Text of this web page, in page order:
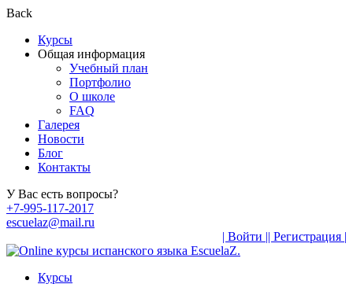
Back
Курсы
Общая информация
Учебный план
Портфолио
О школе
FAQ
Галерея
Новости
Блог
Контакты
У Вас есть вопросы?
+7-995-117-2017
escuelaz@mail.ru
| Регистрация |
| Войти |
Курсы